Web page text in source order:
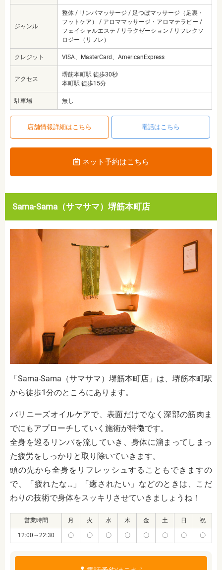
ジャンル
整体 / リンパマッサージ / 足つぼマッサージ（足裏・
フットケア） / アロママッサージ・アロマテラピー /
フェイシャルエステ / リラクゼーション / リフレクソ
ロジー（リフレ）
クレジット VISA、MasterCard、AmericanExpress
アクセス
堺筋本町駅 徒歩30秒
本町駅 徒歩15分
駐車場 無し
店舗情報詳細はこちら 電話はこちら
ネット予約はこちら
Sama-Sama（サマサマ）堺筋本町店
「Sama-Sama（サマサマ）堺筋本町店」は、堺筋本町駅
から徒歩1分のところにあります。
バリニーズオイルケアで、表面だけでなく深部の筋肉ま
でにもアプローチしていく施術が特徴です。
全身を巡るリンパを流していき、身体に溜まってしまっ
た疲労をしっかりと取り除いていきます。
頭の先から全身をリフレッシュすることもできますの
で、「疲れたな…」「癒されたい」などのときは、こだ
わりの技術で身体をスッキリさせていきましょうね！
営業時間 月 火 水 木 金 土 日 祝
12:00～22:30 〇 〇 〇 〇 〇 〇 〇 〇